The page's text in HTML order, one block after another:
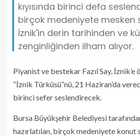
kıyısında birinci defa
birçok medeniyete mesken
İznik'in derin tarihinden ve
zenginliğinden ilham alıyor.
Piyanist ve bestekar Fazıl Say,
“İznik Türküsü”nü, 21 Haziran’da
birinci sefer seslendirecek.
Bursa Büyükşehir Belediyesi
hazırlatılan, birçok medeniyete konut